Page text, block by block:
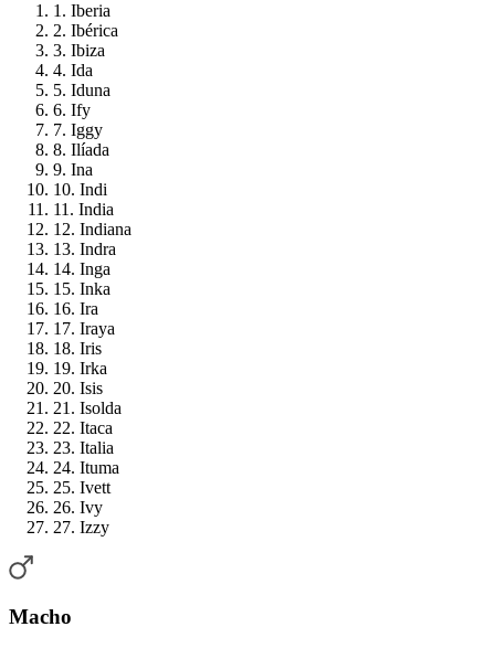
1. Iberia
2. Ibérica
3. Ibiza
4. Ida
5. Iduna
6. Ify
7. Iggy
8. Ilíada
9. Ina
10. Indi
11. India
12. Indiana
13. Indra
14. Inga
15. Inka
16. Ira
17. Iraya
18. Iris
19. Irka
20. Isis
21. Isolda
22. Itaca
23. Italia
24. Ituma
25. Ivett
26. Ivy
27. Izzy
Macho